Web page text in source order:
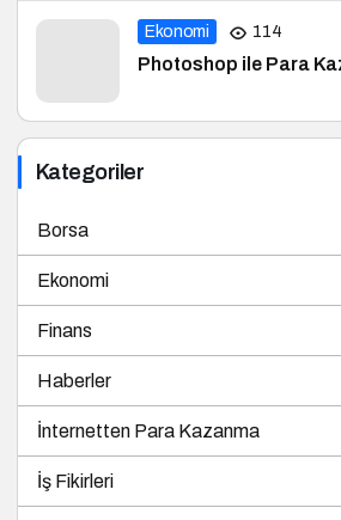
Ekonomi 114
Photoshop ile Para
Kategoriler
Borsa
Ekonomi
Finans
Haberler
İnternetten Para Kazanma
İş Fikirleri